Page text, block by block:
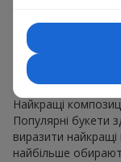
Для
Що важливо
Найкращі
Популярні букети
виразити
найбільше